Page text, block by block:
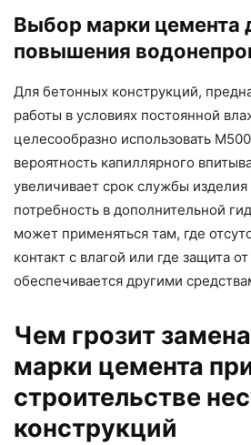
Выбор марки цемента
повышения
Для бетонных конструкций,
работы в условиях постоянной
целесообразно использовать
вероятность капиллярного
увеличивает срок службы
потребность в дополнительной
может применяться там, где
контакт с влагой или где защита
обеспечивается другими
Чем грозит
марки цемента
строительстве
конструкций